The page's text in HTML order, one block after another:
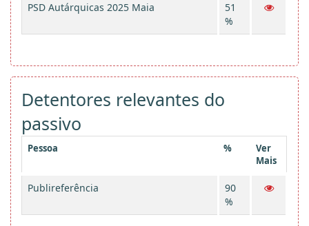
PSD Autárquicas 2025 Maia
51
%
Detentores relevantes do
passivo
Pessoa %
Ver
Mais
Publireferência
90
%